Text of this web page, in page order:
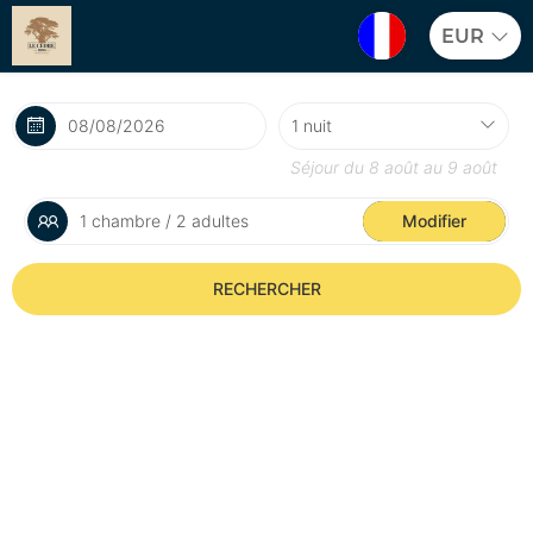
EUR
Séjour du 8 août au 9 août
1 chambre / 2 adultes Modifier